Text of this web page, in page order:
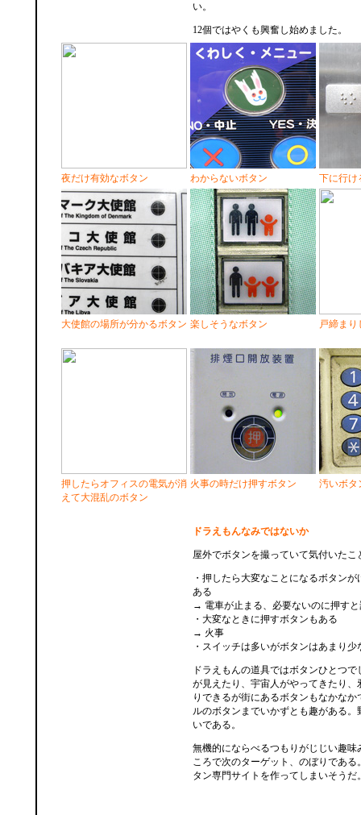
い。
12個ではやくも興奮し始めました。
夜だけ有効なボタン わからないボタン 下に行け
大使館の場所が分かるボタン 楽しそうなボタン 戸締ま
押したらオフィスの電気が消
えて大混乱のボタン
火事の時だけ押すボタン 汚いボタ
ドラえもんなみではないか
屋外でボタンを撮っていて気付いたこ
・押したら大変なことになるボタン
ある
→ 電車が止まる、必要ないのに押す
・大変なときに押すボタンもある
→ 火事
・スイッチは多いがボタンはあまり少
ドラえもんの道具ではボタンひとつ
が見えたり、宇宙人がやってきたり、
りできるが街にあるボタンもなかなか
ルのボタンまでいかずとも趣がある。
いである。
無機的にならべるつもりがじじい趣味
ころで次のターゲット、のぼりである
タン専門サイトを作ってしまいそうだ